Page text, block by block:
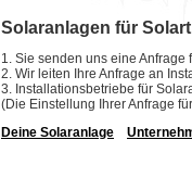
Solaranlagen für
1. Sie senden uns eine
2. Wir leiten Ihre Anfrage an
3. Installationsbetriebe für
(Die Einstellung Ihrer Anfrage
Deine Solaranlage